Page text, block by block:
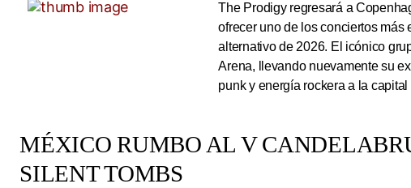
The Prodigy regresará a
ofrecer uno de los conciertos
alternativo de 2026. El icónico
Arena, llevando nuevamente su
punk y energía rockera a la
MÉXICO RUMBO AL V
SILENT TOMBS